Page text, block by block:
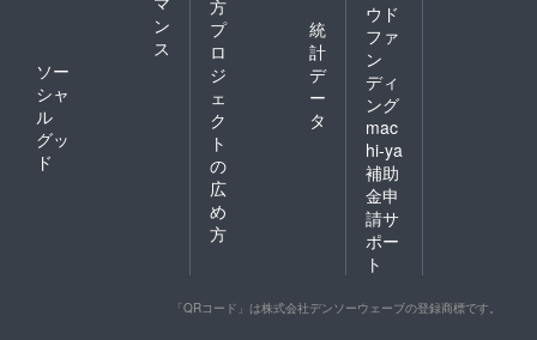
ン
ス
ソー
シャ
ル
グッ
ド
方
プ
ロ
ジ
ェ
ク
ト
の
広
め
方
統
計
デ
ー
タ
ウド
ファ
ン
ディ
ング
mac
hi-ya
補助
金申
請サ
ポー
ト
「QRコード」は株式会社デンソーウェーブの登録商標です。